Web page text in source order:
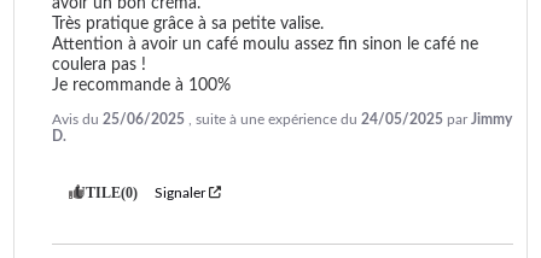
Très pratique grâce à sa petite valise.
Attention à avoir un café moulu assez fin sinon le café ne
coulera pas !
Je recommande à 100%
Avis du 25/06/2025 , suite à une expérience du 24/05/2025 parJimmy
D.
UTILE(0) Signaler